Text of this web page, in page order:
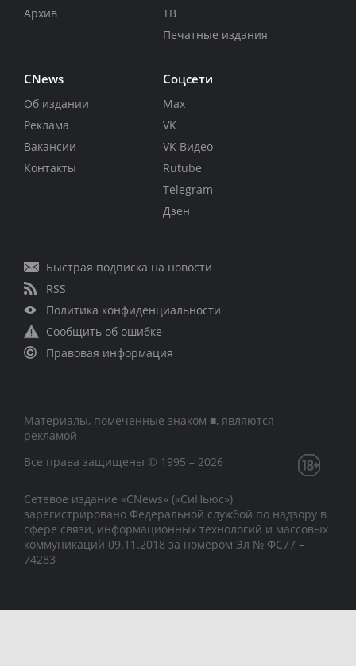
Архив
ТВ
Печатные издания
CNews
Об издании
Реклама
Вакансии
Контакты
Соцсети
Max
VK
VK Видео
Rutube
Telegram
Дзен
Быстрая подписка на новости
RSS
Политика конфиденциальности
Сообщить об ошибке
Правовая информация
Материалы, помеченные знаком ■, являются
рекламой
Все права защищены © 1995 – 2026
Сетевое издание «CNews» («СиНьюс»)
зарегистрировано Федеральной службой по надзору в
сфере связи, информационных технологий и массовых
коммуникаций 09.11.2018 за номером Эл № ФС77 –
74283